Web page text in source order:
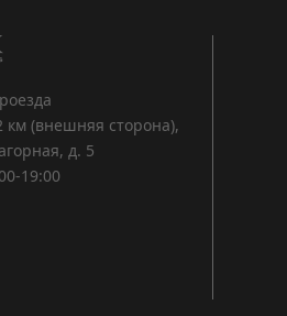
(внешняя сторона),
д. 5
19:00